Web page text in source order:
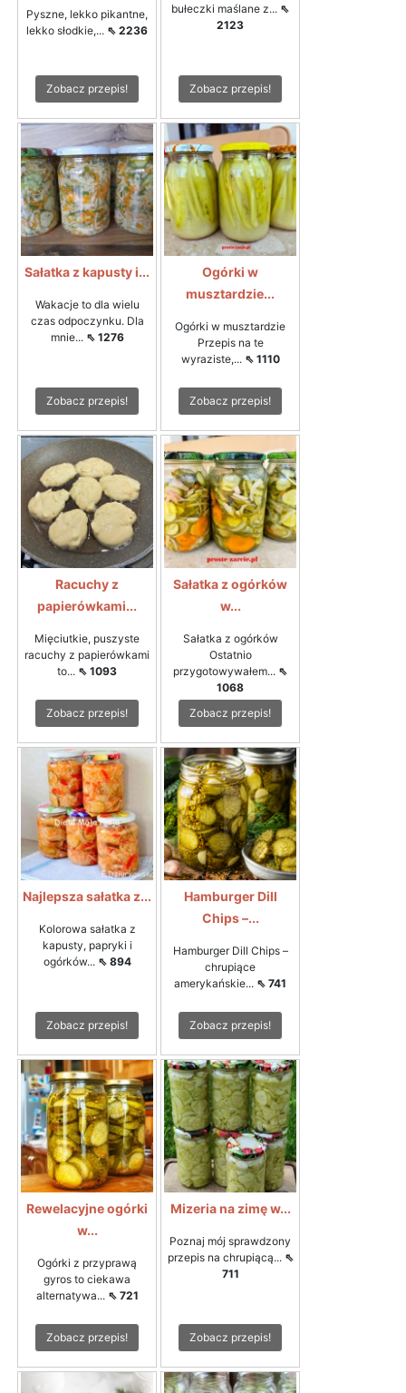
Pyszne, lekko pikantne,
lekko słodkie,... ⇖ 2236
Zobacz przepis!
bułeczki maślane z... ⇖
2123
Zobacz przepis!
Sałatka z kapusty i...
Wakacje to dla wielu
czas odpoczynku. Dla
mnie... ⇖ 1276
Zobacz przepis!
Ogórki w
musztardzie...
Ogórki w musztardzie
Przepis na te
wyraziste,... ⇖ 1110
Zobacz przepis!
Racuchy z
papierówkami...
Mięciutkie, puszyste
racuchy z papierówkami
to... ⇖ 1093
Zobacz przepis!
Sałatka z ogórków
w...
Sałatka z ogórków
Ostatnio
przygotowywałem... ⇖
1068
Zobacz przepis!
Najlepsza sałatka z...
Kolorowa sałatka z
kapusty, papryki i
ogórków... ⇖ 894
Zobacz przepis!
Hamburger Dill
Chips –...
Hamburger Dill Chips –
chrupiące
amerykańskie... ⇖ 741
Zobacz przepis!
Rewelacyjne ogórki
w...
Ogórki z przyprawą
gyros to ciekawa
alternatywa... ⇖ 721
Zobacz przepis!
Mizeria na zimę w...
Poznaj mój sprawdzony
przepis na chrupiącą... ⇖
711
Zobacz przepis!